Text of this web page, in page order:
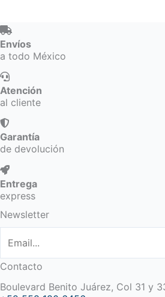
Envíos
a todo México
Atención
al cliente
Garantía
de devolución
Entrega
express
Newsletter
Contacto
Boulevard Benito Juárez, Col 31 y